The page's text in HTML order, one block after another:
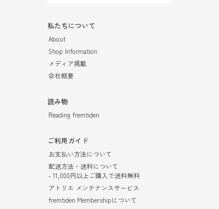
私たちについて
About
Shop Information
メディア掲載
会社概要
読み物
Reading fremtiden
ご利用ガイド
お支払い方法について
配送方法・送料について
- 11,000円以上ご購入で送料無料
アトリエ メンテナンスサービス
fremtiden Membershipについて